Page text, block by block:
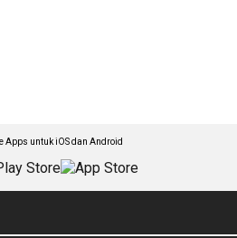
Apps untuk iOS dan Android